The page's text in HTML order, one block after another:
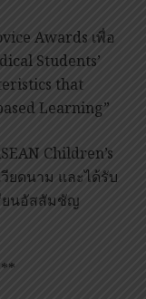
Awards เพื่อ
Students’
that
Learning”
Children’s
ยดนาม และได้รับ
ยนอัสสัมชัญ